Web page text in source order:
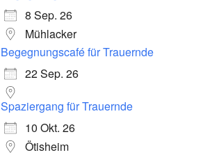
8 Sep. 26
Mühlacker
Begegnungscafé für Trauernde
22 Sep. 26
Spaziergang für Trauernde
10 Okt. 26
Ötisheim